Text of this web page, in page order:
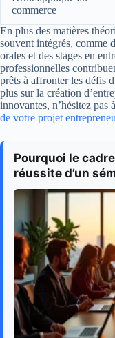
commerce
En plus des matières
souvent intégrés, comme
orales et des stages en
professionnelles
prêts à affronter les défis
plus sur la création
innovantes, n’hésitez pas
de votre projet
Pourquoi le
réussite d’un